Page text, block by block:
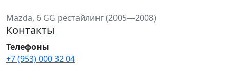
Mazda, 6 GG рестайлинг (2005—2008)
Контакты
Телефоны
+7 (953) 000 32 04